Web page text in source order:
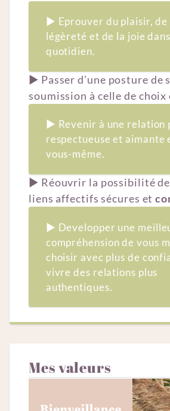
▶︎ Eprouver du plaisir, de
légèreté et de la joie
quotidien.
▶︎ Passer d’une posture de
soumission à celle de choix
▶︎ Revenir à une relation
respectueuse et aimante
vous-même.
▶︎ Réouvrir la possibilité
liens affectifs sécures et
▶︎ Developper une
compréhension de vous
choisir avec plus de
vivre des relations plus
authentiques.
Mes valeurs